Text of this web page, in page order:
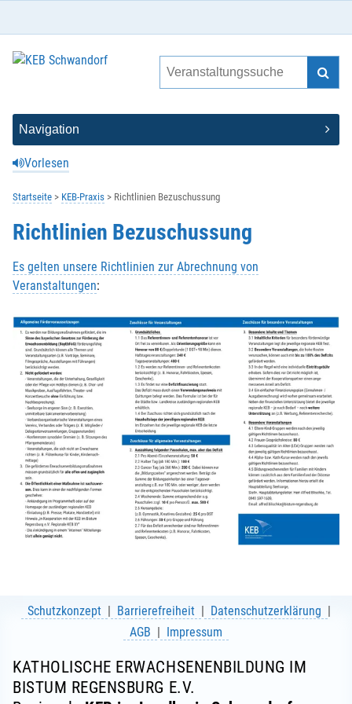
Vorlesen
Startseite KEB-Praxis Richtlinien Bezuschussung
Richtlinien Bezuschussung
Es gelten unsere Richtlinien zur Abrechnung von
Veranstaltungen:
Schutzkonzept Barrierefreiheit
Datenschutzerklärung
AGB
Impressum
KATHOLISCHE ERWACHSENENBILDUNG IM
BISTUM REGENSBURG E.V.